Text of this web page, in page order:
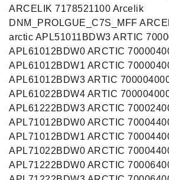
ARCELIK 7178521100 Arcelik
DNM_PROLGUE_C7S_MFF
arctic APL51011BDW3 ARTIC
APL61012BDW0 ARCTIC
APL61012BDW1 ARCTIC
APL61012BDW3 ARTIC
APL61022BDW4 ARTIC
APL61222BDW3 ARCTIC
APL71012BDW0 ARCTIC
APL71012BDW1 ARCTIC
APL71022BDW0 ARCTIC
APL71222BDW0 ARCTIC